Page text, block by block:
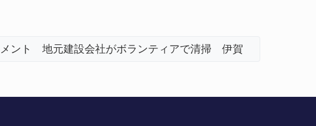
伊賀 名張市立病院のDMAT、熊本地震の被災地へ 能登以